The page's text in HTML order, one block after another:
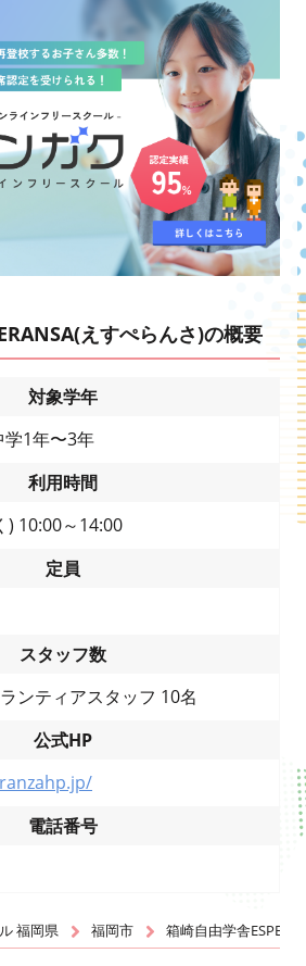
えすぺらんさ)の概要
対象学年
1年〜3年
利用時間
) 10:00～14:00
定員
スタッフ数
ンティアスタッフ 10名
公式HP
電話番号
福岡県 福岡市 箱崎自由学舎